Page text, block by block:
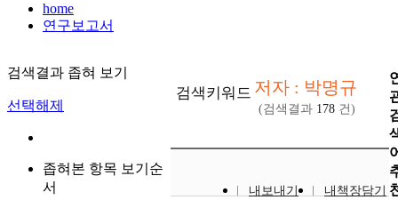
home
연구보고서
검색결과 좁혀 보기
선택해제
좁혀본 항목 보기순
서
검색키워드 저자 : 박명규
(검색결과 178 건)
내보내기
내책장담기